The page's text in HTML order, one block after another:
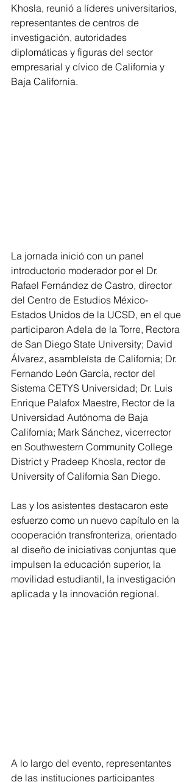
Khosla, reunió a líderes universitarios,
representantes de centros de
investigación, autoridades
diplomáticas y figuras del sector
empresarial y cívico de California y
Baja California.
La jornada inició con un panel
introductorio moderador por el Dr.
Rafael Fernández de Castro, director
del Centro de Estudios México-
Estados Unidos de la UCSD, en el que
participaron Adela de la Torre, Rectora
de San Diego State University; David
Álvarez, asambleísta de California; Dr.
Fernando León García, rector del
Sistema CETYS Universidad; Dr. Luis
Enrique Palafox Maestre, Rector de la
Universidad Autónoma de Baja
California; Mark Sánchez, vicerrector
en Southwestern Community College
District y Pradeep Khosla, rector de
University of California San Diego.
Las y los asistentes destacaron este
esfuerzo como un nuevo capítulo en la
cooperación transfronteriza, orientado
al diseño de iniciativas conjuntas que
impulsen la educación superior, la
movilidad estudiantil, la investigación
aplicada y la innovación regional.
A lo largo del evento, representantes
de las instituciones participantes